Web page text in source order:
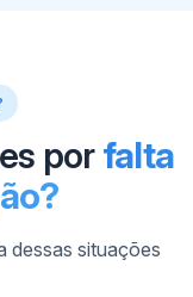
porfalta
dessas situações